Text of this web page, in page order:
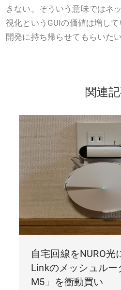
きない。そういう意味ではネ
視化というGUIの価値は増し
開発に持ち帰らせてもらいた
関連
自宅回線をNURO光
Linkのメッシュルー
M5」を衝動買い